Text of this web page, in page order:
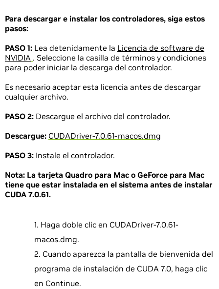
Para descargar e instalar los controladores, siga estos
pasos:
PASO 1: Lea detenidamente la Licencia de software de
NVIDIA . Seleccione la casilla de términos y condiciones
para poder iniciar la descarga del controlador.
Es necesario aceptar esta licencia antes de descargar
cualquier archivo.
PASO 2: Descargue el archivo del controlador.
Descargue: CUDADriver-7.0.61-macos.dmg
PASO 3: Instale el controlador.
Nota: La tarjeta Quadro para Mac o GeForce para Mac
tiene que estar instalada en el sistema antes de instalar
CUDA 7.0.61.
Haga doble clic en CUDADriver-7.0.61-
macos.dmg.
Cuando aparezca la pantalla de bienvenida del
programa de instalación de CUDA 7.0, haga clic
en Continue.